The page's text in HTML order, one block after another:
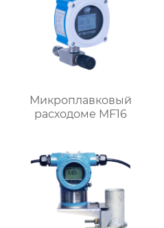
Микроплавковый
расходоме MF16